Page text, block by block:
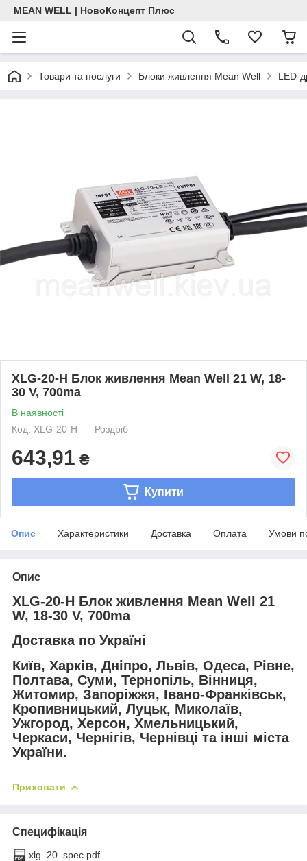
MEAN WELL | НовоКонцепт Плюс
Товари та послуги Блоки живлення Mean Well LED-
XLG-20-H Блок живлення Mean Well 21 W, 18-
30 V, 700ma
В наявності
Код: XLG-20-H
Роздріб
643,91 ₴
Купити
Опис Характеристики Доставка Оплата Умови
Опис
XLG-20-H Блок живлення Mean Well 21
W, 18-30 V, 700ma
Доставка по Україні
Київ, Харків, Дніпро, Львів, Одеса, Рівне,
Полтава, Суми, Тернопіль, Вінниця,
Житомир, Запоріжжя, Івано-Франківськ,
Кропивницький, Луцьк, Миколаїв,
Ужгород, Херсон, Хмельницький,
Черкаси, Чернігів, Чернівці та інші міста
України.
Приховати
Специфікація
xlg_20_spec.pdf